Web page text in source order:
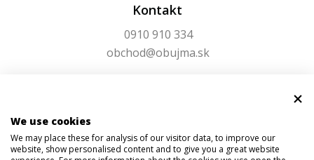
Kontakt
0910 910 334
obchod@obujma.sk
We use cookies
We may place these for analysis of our visitor data, to improve our
website, show personalised content and to give you a great website